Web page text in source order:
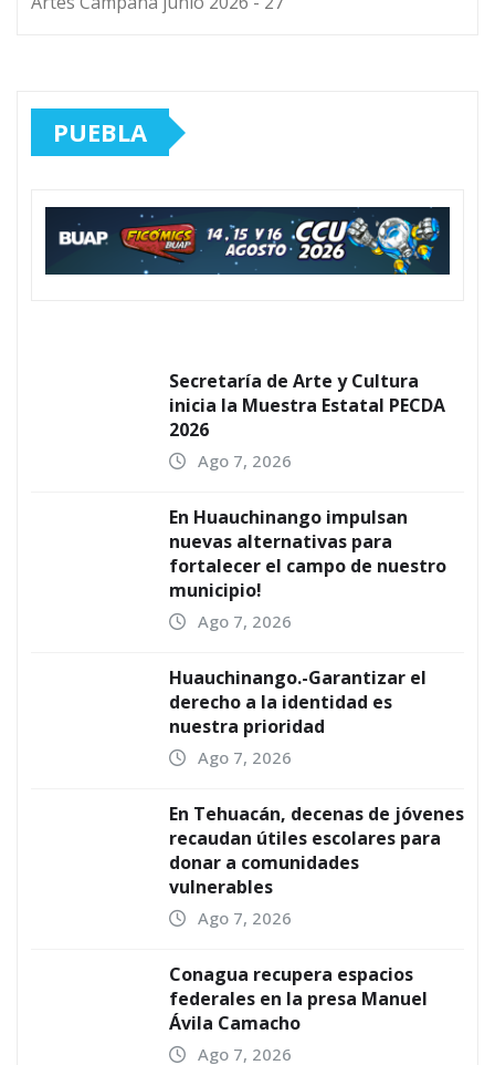
PUEBLA
Secretaría de Arte y Cultura
inicia la Muestra Estatal PECDA
2026
Ago 7, 2026
En Huauchinango impulsan
nuevas alternativas para
fortalecer el campo de nuestro
municipio!
Ago 7, 2026
Huauchinango.-Garantizar el
derecho a la identidad es
nuestra prioridad
Ago 7, 2026
En Tehuacán, decenas de jóvenes
recaudan útiles escolares para
donar a comunidades
vulnerables
Ago 7, 2026
Conagua recupera espacios
federales en la presa Manuel
Ávila Camacho
Ago 7, 2026